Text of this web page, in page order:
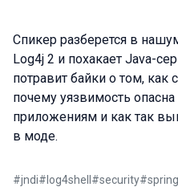
Спикер разберется в
Log4j 2 и похакает Java-
потравит байки о том, как
почему уязвимость
приложениям и как так
в моде.
#jndi# log4shell #security#spring